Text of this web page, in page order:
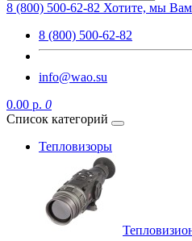
8 (800) 500-62-82 Хотите, мы
8 (800) 500-62-82
info@wao.su
0.00 р. 0
Список категорий
Тепловизоры